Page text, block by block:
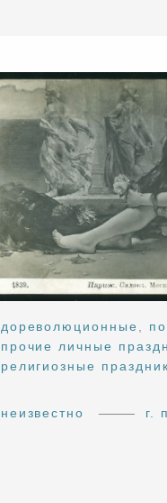
дореволюционные ,
прочие личные
религиозные
неизвестно г.